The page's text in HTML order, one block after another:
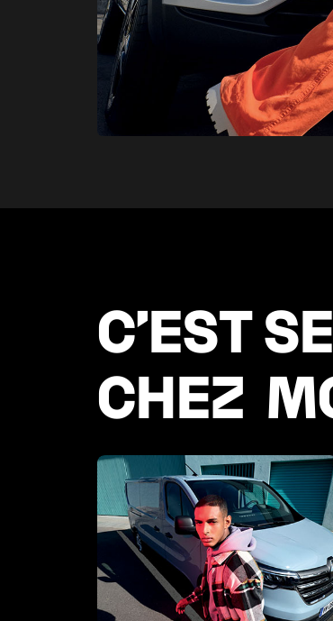
C’EST
CHEZ